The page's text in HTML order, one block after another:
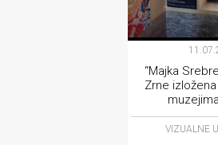
“Majka
Zrne
VIZUALNE